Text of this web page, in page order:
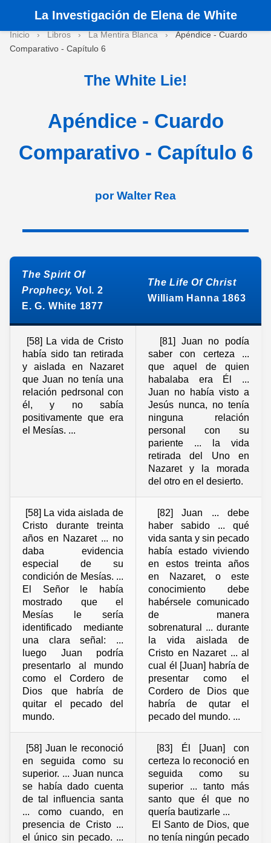
Inicio › Libros › La Mentira Blanca ›
Apéndice - Cuardo
Comparativo - Capítulo 6
La Investigación de Elena de White
The White Lie!
Apéndice - Cuardo
Comparativo - Capítulo 6
por Walter Rea
The Spirit Of
Prophecy, Vol. 2
E. G. White 1877
The Life Of Christ
William Hanna 1863
[58] La vida de Cristo
había sido tan retirada
y aislada en Nazaret
que Juan no tenía una
relación pedrsonal con
él, y no sabía
positivamente que era
el Mesías. ...
[81] Juan no podía
saber con certeza ...
que aquel de quien
habalaba era Él ...
Juan no había visto a
Jesús nunca, no tenía
ninguna relación
personal con su
pariente ... la vida
retirada del Uno en
Nazaret y la morada
del otro en el desierto.
[58] La vida aislada de
Cristo durante treinta
años en Nazaret ... no
daba evidencia
especial de su
condición de Mesías. ...
El Señor le había
mostrado que el
Mesías le sería
identificado mediante
una clara señal: ...
luego Juan podría
presentarlo al mundo
como el Cordero de
Dios que habría de
quitar el pecado del
mundo.
[82] Juan ... debe
haber sabido ... qué
vida santa y sin pecado
había estado viviendo
en estos treinta años
en Nazaret, o este
conocimiento debe
habérsele comunicado
de manera
sobrenatural ... durante
la vida aislada de
Cristo en Nazaret ... al
cual él [Juan] habría de
presentar como el
Cordero de Dios que
habría de qutar el
pecado del mundo. ...
[58] Juan le reconoció
en seguida como su
superior. ... Juan nunca
se había dado cuenta
de tal influencia santa
... como cuando, en
presencia de Cristo ...
el único sin pecado. ...
[83] Él [Juan] con
certeza lo reconoció en
seguida como su
superior ... tanto más
santo que él que no
quería bautizarle ...
El Santo de Dios, que
no tenía ningún pecado